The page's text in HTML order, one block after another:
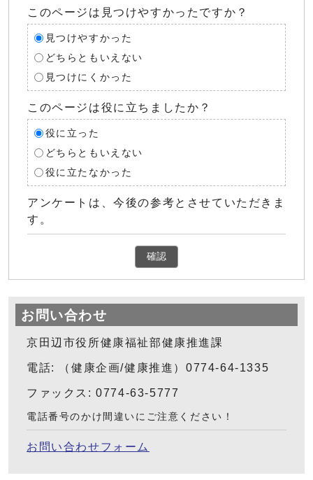
このページは見つけやすかったですか？
見つけやすかった
どちらともいえない
見つけにくかった
このページは役に立ちましたか？
役に立った
どちらともいえない
役に立たなかった
アンケートは、今後の参考とさせていただきま
す。
確認
お問い合わせ
京田辺市役所健康福祉部健康推進課
電話: （健康企画/健康推進）0774-64-1335
ファックス: 0774-63-5777
電話番号のかけ間違いにご注意ください！
お問い合わせフォーム